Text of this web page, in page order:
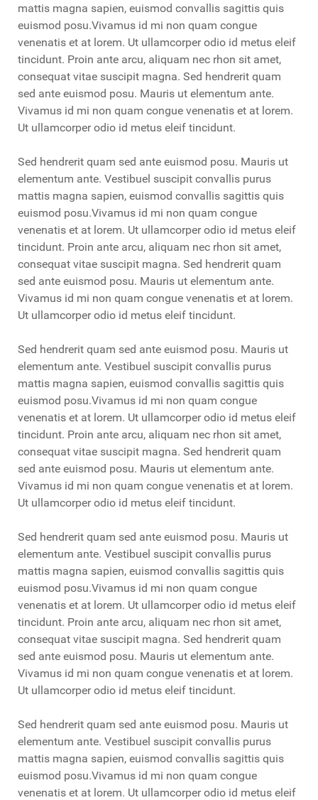
mattis magna sapien, euismod convallis sagittis quis
euismod posu.Vivamus id mi non quam congue
venenatis et at lorem. Ut ullamcorper odio id metus eleif
tincidunt. Proin ante arcu, aliquam nec rhon sit amet,
consequat vitae suscipit magna. Sed hendrerit quam
sed ante euismod posu. Mauris ut elementum ante.
Vivamus id mi non quam congue venenatis et at lorem.
Ut ullamcorper odio id metus eleif tincidunt.
Sed hendrerit quam sed ante euismod posu. Mauris ut
elementum ante. Vestibuel suscipit convallis purus
mattis magna sapien, euismod convallis sagittis quis
euismod posu.Vivamus id mi non quam congue
venenatis et at lorem. Ut ullamcorper odio id metus eleif
tincidunt. Proin ante arcu, aliquam nec rhon sit amet,
consequat vitae suscipit magna. Sed hendrerit quam
sed ante euismod posu. Mauris ut elementum ante.
Vivamus id mi non quam congue venenatis et at lorem.
Ut ullamcorper odio id metus eleif tincidunt.
Sed hendrerit quam sed ante euismod posu. Mauris ut
elementum ante. Vestibuel suscipit convallis purus
mattis magna sapien, euismod convallis sagittis quis
euismod posu.Vivamus id mi non quam congue
venenatis et at lorem. Ut ullamcorper odio id metus eleif
tincidunt. Proin ante arcu, aliquam nec rhon sit amet,
consequat vitae suscipit magna. Sed hendrerit quam
sed ante euismod posu. Mauris ut elementum ante.
Vivamus id mi non quam congue venenatis et at lorem.
Ut ullamcorper odio id metus eleif tincidunt.
Sed hendrerit quam sed ante euismod posu. Mauris ut
elementum ante. Vestibuel suscipit convallis purus
mattis magna sapien, euismod convallis sagittis quis
euismod posu.Vivamus id mi non quam congue
venenatis et at lorem. Ut ullamcorper odio id metus eleif
tincidunt. Proin ante arcu, aliquam nec rhon sit amet,
consequat vitae suscipit magna. Sed hendrerit quam
sed ante euismod posu. Mauris ut elementum ante.
Vivamus id mi non quam congue venenatis et at lorem.
Ut ullamcorper odio id metus eleif tincidunt.
Sed hendrerit quam sed ante euismod posu. Mauris ut
elementum ante. Vestibuel suscipit convallis purus
mattis magna sapien, euismod convallis sagittis quis
euismod posu.Vivamus id mi non quam congue
venenatis et at lorem. Ut ullamcorper odio id metus eleif